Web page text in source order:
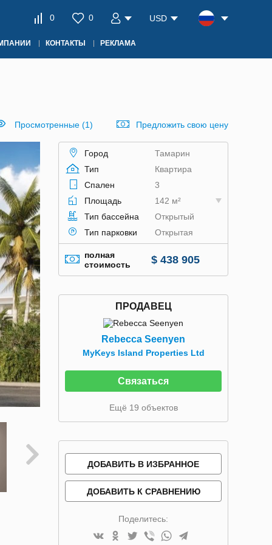
0 0 USD
КОНТАКТЫ РЕКЛАМА
Просмотренные (1) Предложить свою цену
Город
Тамарин
Тип
Квартира
Спален
3
Площадь
142 м²
Тип бассейна
Открытый
Тип парковки
Открытая
полная
стоимость
$ 438 905
ПРОДАВЕЦ
Rebecca Seenyen
MyKeys Island Properties Ltd
Связаться
Ещё 19 объектов
ДОБАВИТЬ В ИЗБРАННОЕ
ДОБАВИТЬ К СРАВНЕНИЮ
Поделитесь: